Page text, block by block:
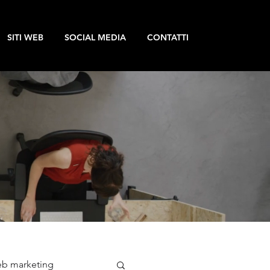
SITI WEB SOCIAL MEDIA CONTATTI
marketing